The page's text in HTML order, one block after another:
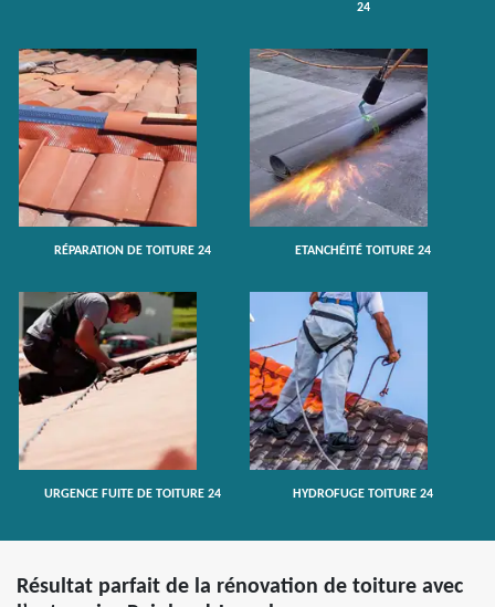
24
RÉPARATION DE TOITURE 24 ETANCHÉITÉ TOITURE 24
URGENCE FUITE DE TOITURE 24 HYDROFUGE TOITURE 24
Résultat parfait de la rénovation de toiture avec